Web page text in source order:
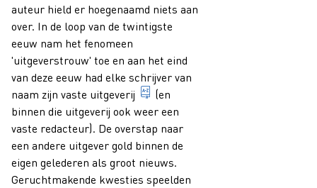
auteur hield er hoegenaamd niets aan
over. In de loop van de twintigste
eeuw nam het fenomeen
'uitgeverstrouw' toe en aan het eind
van deze eeuw had elke schrijver van
naam zijn vaste uitgeverij economische bedrijvigheid van
(en
binnen die uitgeverij ook weer een
vaste redacteur). De overstap naar
een andere uitgever gold binnen de
eigen gelederen als groot nieuws.
Geruchtmakende kwesties speelden